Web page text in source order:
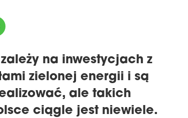
na inwestycjach z
zielonej energii i są
ale takich
ciągle jest niewiele.